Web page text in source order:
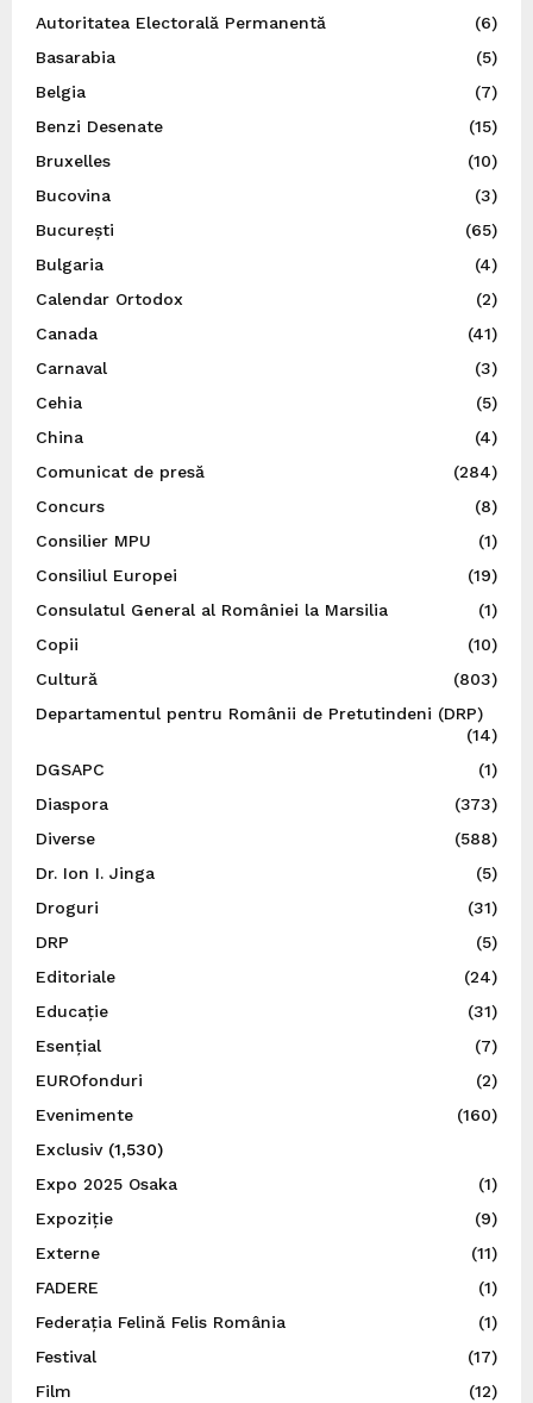
Autoritatea Electorală Permanentă
(6)
Basarabia
(5)
Belgia
(7)
Benzi Desenate
(15)
Bruxelles
(10)
Bucovina
(3)
București
(65)
Bulgaria
(4)
Calendar Ortodox
(2)
Canada
(41)
Carnaval
(3)
Cehia
(5)
China
(4)
Comunicat de presă
(284)
Concurs
(8)
Consilier MPU
(1)
Consiliul Europei
(19)
Consulatul General al României la Marsilia
(1)
Copii
(10)
Cultură
(803)
Departamentul pentru Românii de Pretutindeni (DRP)
(14)
DGSAPC
(1)
Diaspora
(373)
Diverse
(588)
Dr. Ion I. Jinga
(5)
Droguri
(31)
DRP
(5)
Editoriale
(24)
Educație
(31)
Esențial
(7)
EUROfonduri
(2)
Evenimente
(160)
Exclusiv(1,530)
Expo 2025 Osaka
(1)
Expoziție
(9)
Externe
(11)
FADERE
(1)
Federația Felină Felis România
(1)
Festival
(17)
Film
(12)